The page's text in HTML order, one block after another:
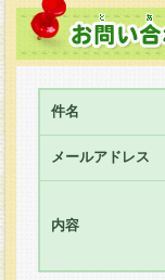
件名
メールアドレス
内容